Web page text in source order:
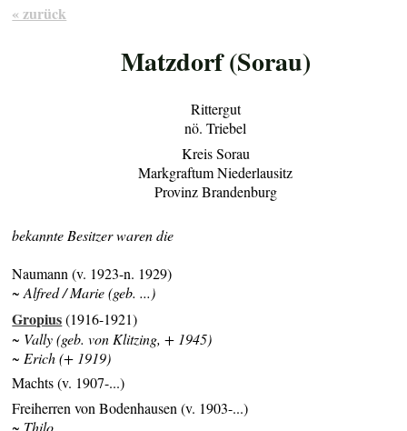
« zurück
Matzdorf (Sorau)
Rittergut
nö. Triebel
Kreis Sorau
Markgraftum Niederlausitz
Provinz Brandenburg
bekannte Besitzer waren die
Naumann (v. 1923-n. 1929)
~ Alfred / Marie (geb. ...)
Gropius(1916-1921)
~ Vally (geb. von Klitzing, + 1945)
~ Erich (+ 1919)
Machts (v. 1907-...)
Freiherren von Bodenhausen (v. 1903-...)
~ Thilo